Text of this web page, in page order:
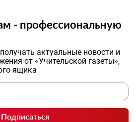
- профессиональную
актуальные новости и
от «Учительской газеты»,
ящика
Подписаться